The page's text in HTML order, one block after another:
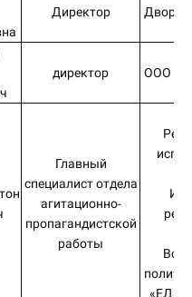
Директор
Дворец
директор ООО
Главный
специалист отдела
агитационно-
пропагандистской
работы